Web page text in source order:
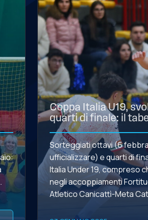
Coppa Italia U19,
quarti di finale: il
Sorteggiati ottavi (6
ufficializzare) e quarti di
Italia Under 19, compreso
negli accoppiamenti
Atletico Canicattì-Meta
tabellone completo: